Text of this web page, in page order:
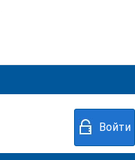
Войти